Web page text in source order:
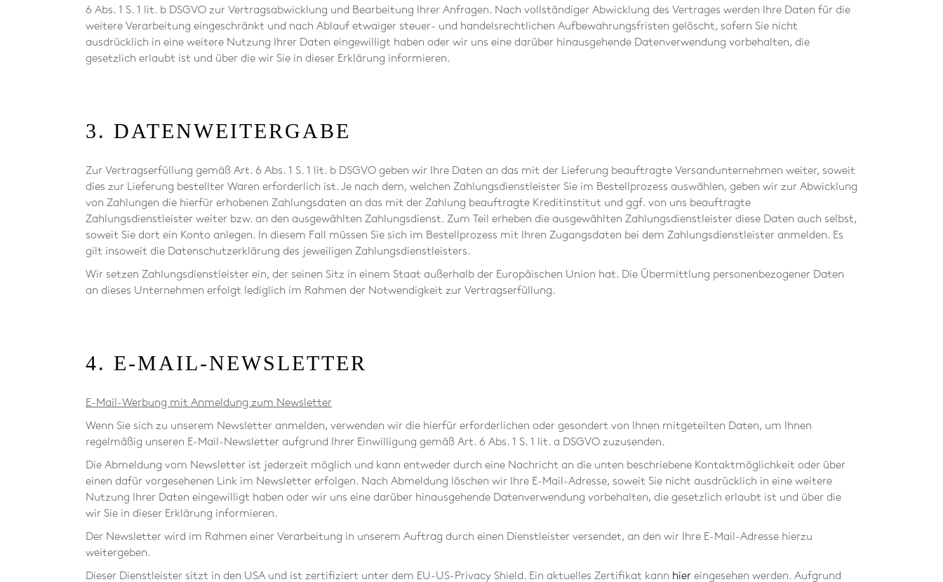
6 Abs. 1 S. 1 lit. b DSGVO zur Vertragsabwicklung und Bearbeitung Ihrer Anfragen. Nach vollständiger Abwicklung des Vertrages werden Ihre Daten für die
weitere Verarbeitung eingeschränkt und nach Ablauf etwaiger steuer- und handelsrechtlichen Aufbewahrungsfristen gelöscht, sofern Sie nicht
ausdrücklich in eine weitere Nutzung Ihrer Daten eingewilligt haben oder wir uns eine darüber hinausgehende Datenverwendung vorbehalten, die
gesetzlich erlaubt ist und über die wir Sie in dieser Erklärung informieren.
3. DATENWEITERGABE
Zur Vertragserfüllung gemäß Art. 6 Abs. 1 S. 1 lit. b DSGVO geben wir Ihre Daten an das mit der Lieferung beauftragte Versandunternehmen weiter, soweit
dies zur Lieferung bestellter Waren erforderlich ist. Je nach dem, welchen Zahlungsdienstleister Sie im Bestellprozess auswählen, geben wir zur Abwicklung
von Zahlungen die hierfür erhobenen Zahlungsdaten an das mit der Zahlung beauftragte Kreditinstitut und ggf. von uns beauftragte
Zahlungsdienstleister weiter bzw. an den ausgewählten Zahlungsdienst. Zum Teil erheben die ausgewählten Zahlungsdienstleister diese Daten auch selbst,
soweit Sie dort ein Konto anlegen. In diesem Fall müssen Sie sich im Bestellprozess mit Ihren Zugangsdaten bei dem Zahlungsdienstleister anmelden. Es
gilt insoweit die Datenschutzerklärung des jeweiligen Zahlungsdienstleisters.
Wir setzen Zahlungsdienstleister ein, der seinen Sitz in einem Staat außerhalb der Europäischen Union hat. Die Übermittlung personenbezogener Daten
an dieses Unternehmen erfolgt lediglich im Rahmen der Notwendigkeit zur Vertragserfüllung.
4. E-MAIL-NEWSLETTER
E-Mail-Werbung mit Anmeldung zum Newsletter
Wenn Sie sich zu unserem Newsletter anmelden, verwenden wir die hierfür erforderlichen oder gesondert von Ihnen mitgeteilten Daten, um Ihnen
regelmäßig unseren E-Mail-Newsletter aufgrund Ihrer Einwilligung gemäß Art. 6 Abs. 1 S. 1 lit. a DSGVO zuzusenden.
Die Abmeldung vom Newsletter ist jederzeit möglich und kann entweder durch eine Nachricht an die unten beschriebene Kontaktmöglichkeit oder über
einen dafür vorgesehenen Link im Newsletter erfolgen. Nach Abmeldung löschen wir Ihre E-Mail-Adresse, soweit Sie nicht ausdrücklich in eine weitere
Nutzung Ihrer Daten eingewilligt haben oder wir uns eine darüber hinausgehende Datenverwendung vorbehalten, die gesetzlich erlaubt ist und über die
wir Sie in dieser Erklärung informieren.
Der Newsletter wird im Rahmen einer Verarbeitung in unserem Auftrag durch einen Dienstleister versendet, an den wir Ihre E-Mail-Adresse hierzu
weitergeben.
Dieser Dienstleister sitzt in den USA und ist zertifiziert unter dem EU-US-Privacy Shield. Ein aktuelles Zertifikat kann hier eingesehen werden. Aufgrund